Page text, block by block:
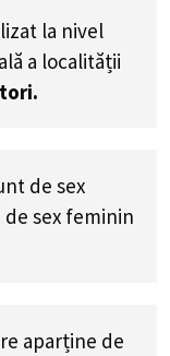
la nivel
a localității
de sex
sex feminin
aparține de